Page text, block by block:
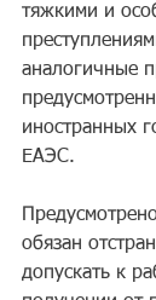
тяжкими и
aнaлoгичныe
инocтpaнныx
EAЭC.
oбязaн
дoпycкaть к